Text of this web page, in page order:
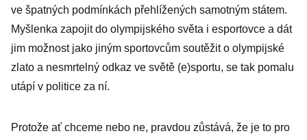
ve špatných podmínkách přehlížených samotným státem.
Myšlenka zapojit do olympijského světa i esportovce a dát
jim možnost jako jiným sportovcům soutěžit o olympijské
zlato a nesmrtelný odkaz ve světě (e)sportu, se tak pomalu
utápí v politice za ní.
Protože ať chceme nebo ne, pravdou zůstává, že je to pro